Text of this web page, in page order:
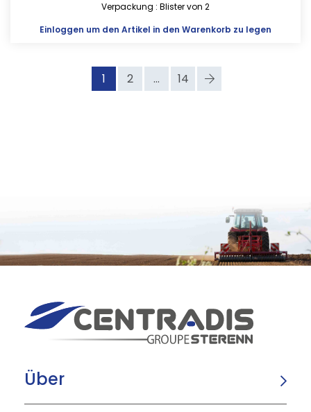
Verpackung : Blister von 2
Einloggen um den Artikel in den Warenkorb zu legen
1 2 ... 14
Über